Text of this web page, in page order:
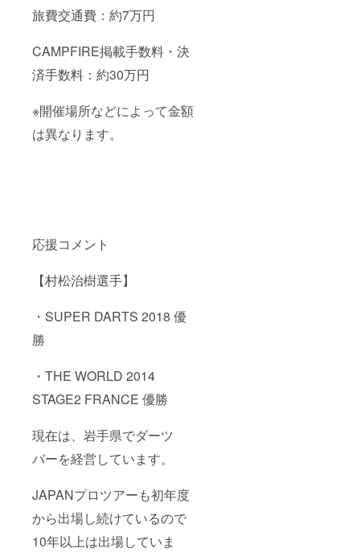
旅費交通費：約7万円
CAMPFIRE掲載手数料・決
済手数料：約30万円
※開催場所などによって金額
は異なります。
応援コメント
【村松治樹選手】
・SUPER DARTS 2018 優
勝
・THE WORLD 2014
STAGE2 FRANCE 優勝
現在は、岩手県でダーツ
バーを経営しています。
JAPANプロツアーも初年度
から出場し続けているので
10年以上は出場していま